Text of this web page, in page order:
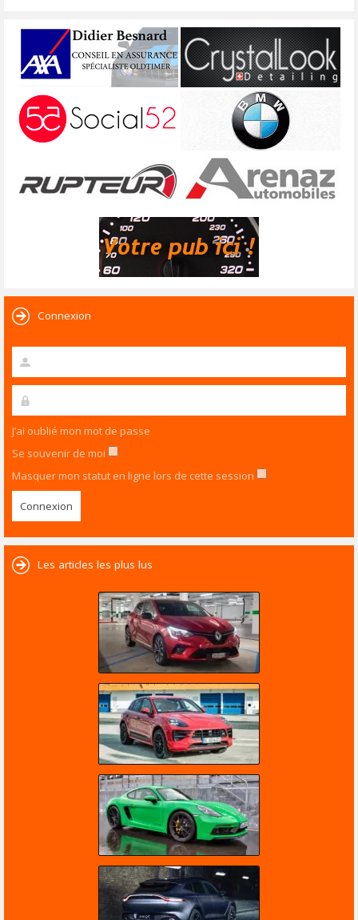
Connexion
J’ai oublié mon mot de passe
Se souvenir de moi
Masquer mon statut en ligne lors de cette session
Les articles les plus lus